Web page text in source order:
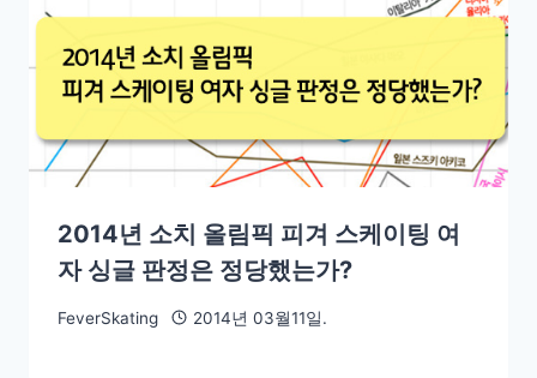
2014년 소치 올림픽 피겨 스케이팅 여
자 싱글 판정은 정당했는가?
FeverSkating 2014년 03월11일.